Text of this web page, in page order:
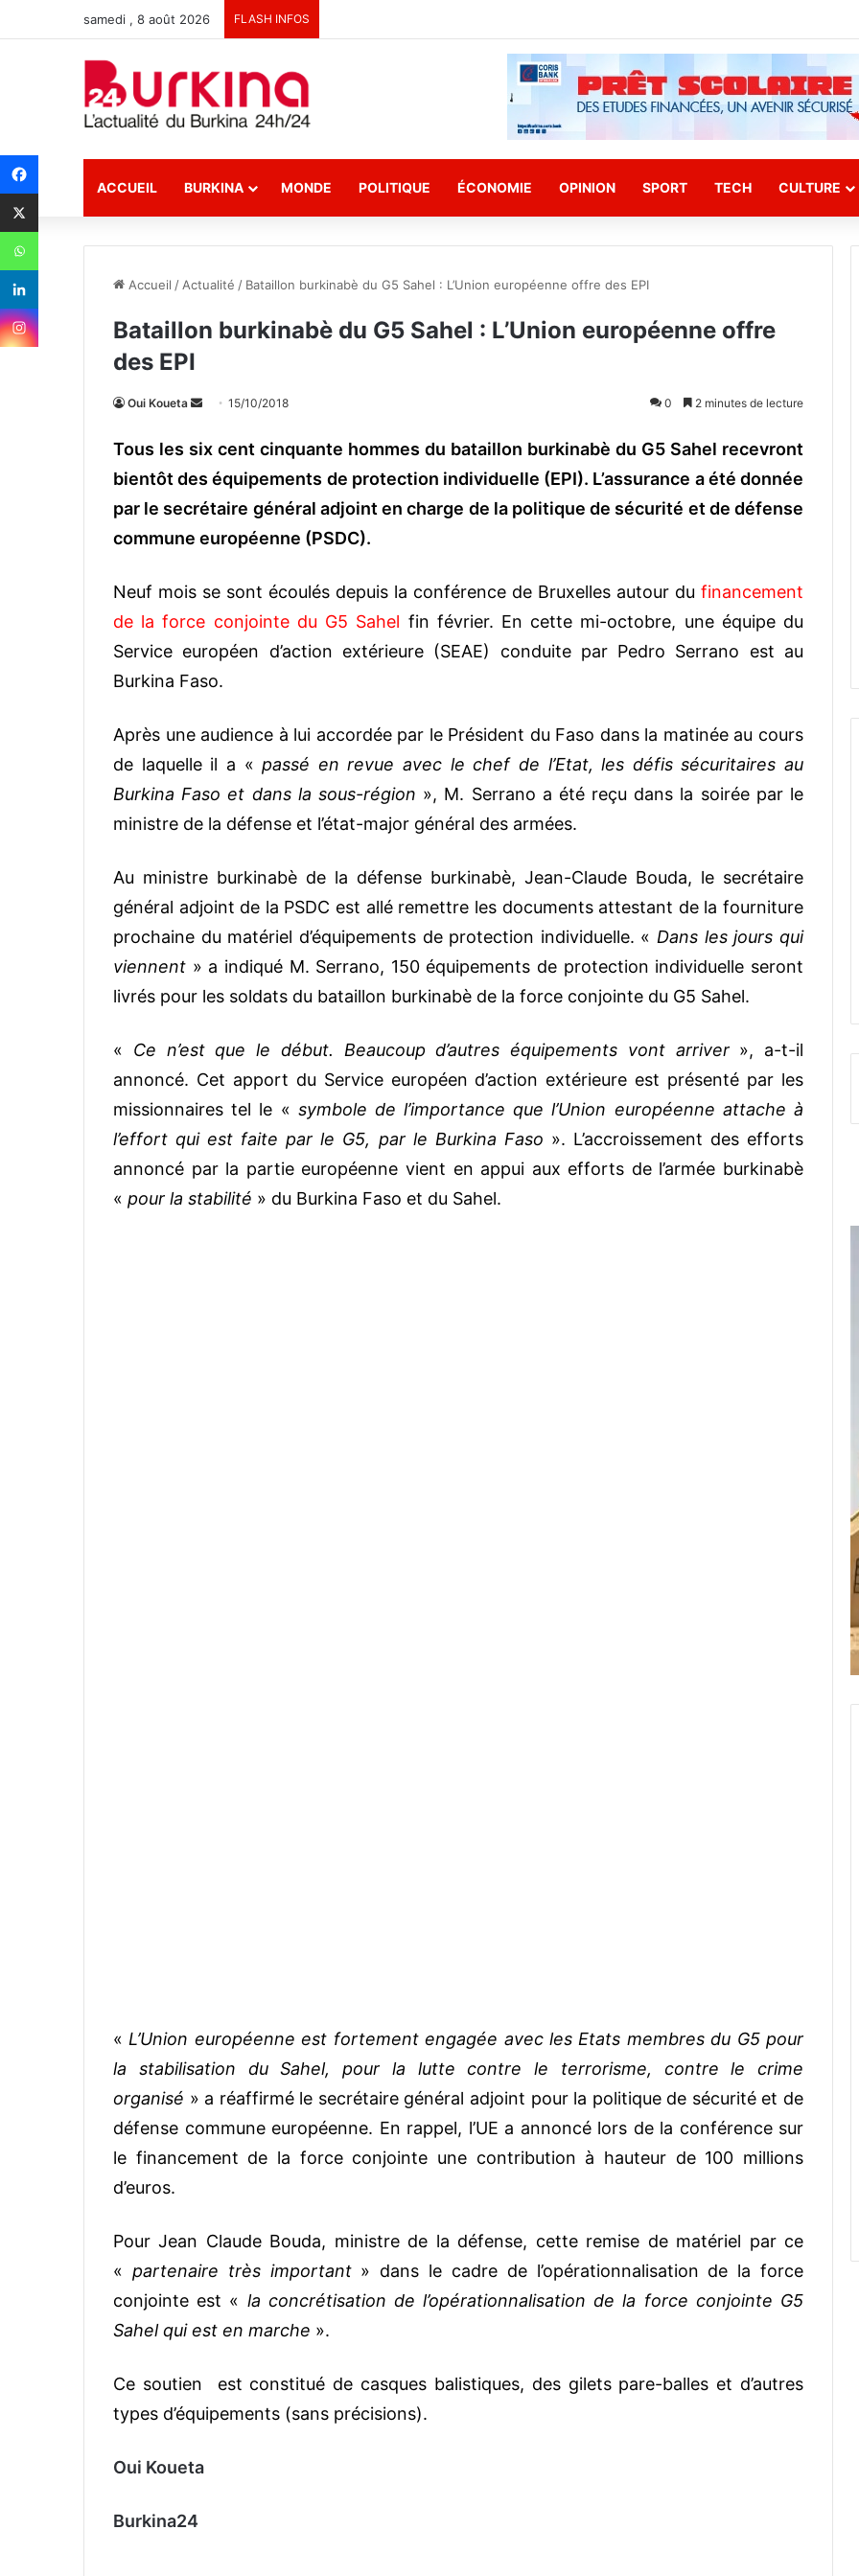
samedi , 8 août 2026 FLASH INFOS
ACCUEIL BURKINA MONDE POLITIQUE ÉCONOMIE OPINION SPORT TECH CULTURE
Accueil / Actualité / Bataillon burkinabè du G5 Sahel : L’Union européenne offre des EPI
Bataillon burkinabè du G5 Sahel : L’Union européenne offre
des EPI
Oui Koueta
v
o
e
r
n
u
r
15/10/2018 0 2 minutes de lecture
Tous les six cent cinquante hommes du bataillon burkinabè du G5 Sahel recevront
bientôt des équipements de protection individuelle (EPI). L’assurance a été donnée
par le secrétaire général adjoint en charge de la politique de sécurité et de défense
commune européenne (PSDC).
Neuf mois se sont écoulés depuis la conférence de Bruxelles autour du financement
de la force conjointe du G5 Sahel fin février. En cette mi-octobre, une équipe du
Service européen d’action extérieure (SEAE) conduite par Pedro Serrano est au
Burkina Faso.
Après une audience à lui accordée par le Président du Faso dans la matinée au cours
de laquelle il a «passé en revue avec le chef de l’Etat, les défis sécuritaires au
Burkina Faso et dans la sous-région », M. Serrano a été reçu dans la soirée par le
ministre de la défense et l’état-major général des armées.
Au ministre burkinabè de la défense burkinabè, Jean-Claude Bouda, le secrétaire
général adjoint de la PSDC est allé remettre les documents attestant de la fourniture
prochaine du matériel d’équipements de protection individuelle. « Dans les jours qui
viennent » a indiqué M. Serrano, 150 équipements de protection individuelle seront
livrés pour les soldats du bataillon burkinabè de la force conjointe du G5 Sahel.
« Ce n’est que le début. Beaucoup d’autres équipements vont arriver», a-t-il
annoncé. Cet apport du Service européen d’action extérieure est présenté par les
missionnaires tel le « symbole de l’importance que l’Union européenne attache à
l’effort qui est faite par le G5, par le Burkina Faso ». L’accroissement des efforts
annoncé par la partie européenne vient en appui aux efforts de l’armée burkinabè
« pour la stabilité » du Burkina Faso et du Sahel.
« L’Union européenne est fortement engagée avec les Etats membres du G5 pour
la stabilisation du Sahel, pour la lutte contre le terrorisme, contre le crime
organisé » a réaffirmé le secrétaire général adjoint pour la politique de sécurité et de
défense commune européenne. En rappel, l’UE a annoncé lors de la conférence sur
le financement de la force conjointe une contribution à hauteur de 100 millions
d’euros.
Pour Jean Claude Bouda, ministre de la défense, cette remise de matériel par ce
« partenaire très important» dans le cadre de l’opérationnalisation de la force
conjointe est « la concrétisation de l’opérationnalisation de la force conjointe G5
Sahel qui est en marche ».
Ce soutien est constitué de casques balistiques, des gilets pare-balles et d’autres
types d’équipements (sans précisions).
Oui Koueta
Burkina24